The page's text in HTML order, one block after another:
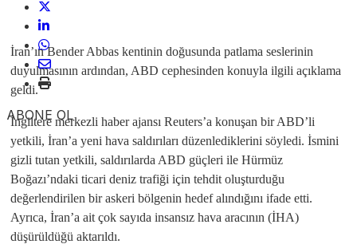
ABONE OL
İran’ın Bender Abbas kentinin doğusunda patlama seslerinin
duyulmasının ardından, ABD cephesinden konuyla ilgili açıklama
geldi.
İngiltere merkezli haber ajansı Reuters’a konuşan bir ABD’li
yetkili, İran’a yeni hava saldırıları düzenlediklerini söyledi. İsmini
gizli tutan yetkili, saldırılarda ABD güçleri ile Hürmüz
Boğazı’ndaki ticari deniz trafiği için tehdit oluşturduğu
değerlendirilen bir askeri bölgenin hedef alındığını ifade etti.
Ayrıca, İran’a ait çok sayıda insansız hava aracının (İHA)
düşürüldüğü aktarıldı.